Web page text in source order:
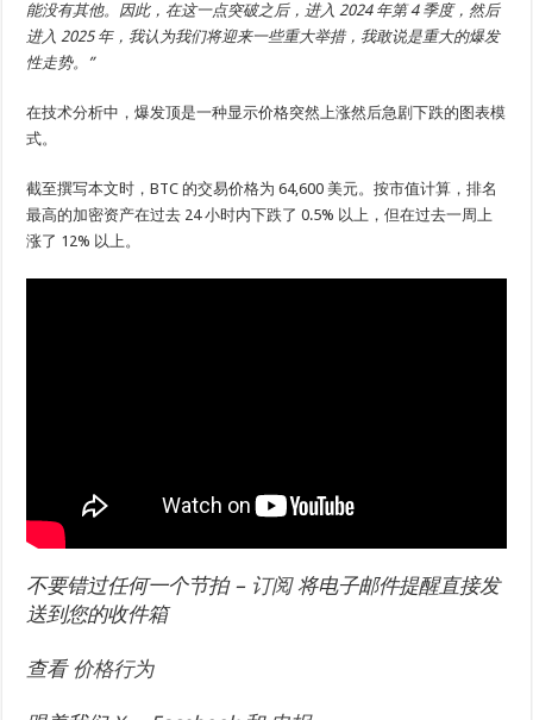
能没有其他。因此，在这一点突破之后，进入 2024 年第 4 季度，然后
进入 2025 年，我认为我们将迎来一些重大举措，我敢说是重大的爆发
性走势。”
在技​​术分析中，爆发顶是一种显示价格突然上涨然后急剧下跌的图表模
式。
截至撰写本文时，BTC 的交易价格为 64,600 美元。按市值计算，排名
最高的加密资产在过去 24 小时内下跌了 0.5% 以上，但在过去一周上
涨了 12% 以上。
不要错过任何一个节拍 – 订阅将电子邮件提醒直接发
送到您的收件箱
查看 价格行为